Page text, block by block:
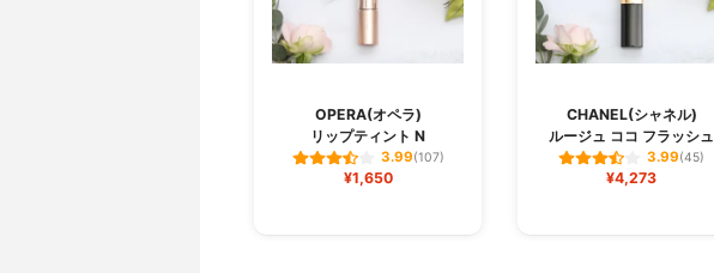
OPERA(オペラ)
リップティント N
3.99(107)
¥1,650
CHANEL(シャネル)
ルージュ ココ フラッシュ
3.99(45)
¥4,273